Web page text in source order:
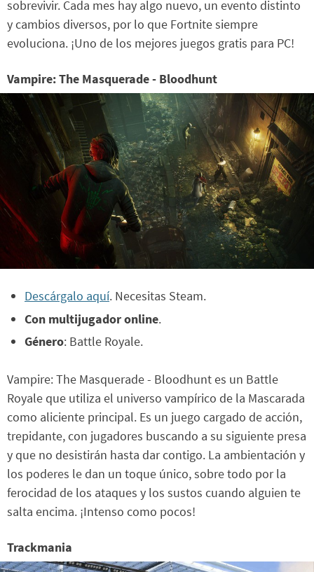
sobrevivir. Cada mes hay algo nuevo, un evento distinto
y cambios diversos, por lo que Fortnite siempre
evoluciona. ¡Uno de los mejores juegos gratis para PC!
Vampire: The Masquerade - Bloodhunt
Descárgalo aquí. Necesitas Steam.
Con multijugador online.
Género: Battle Royale.
Vampire: The Masquerade - Bloodhunt es un Battle
Royale que utiliza el universo vampírico de la Mascarada
como aliciente principal. Es un juego cargado de acción,
trepidante, con jugadores buscando a su siguiente presa
y que no desistirán hasta dar contigo. La ambientación y
los poderes le dan un toque único, sobre todo por la
ferocidad de los ataques y los sustos cuando alguien te
salta encima. ¡Intenso como pocos!
Trackmania